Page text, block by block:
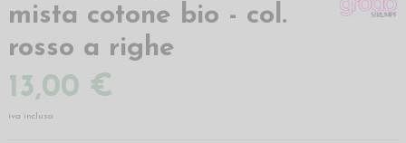
mista cotone bio - col.
rosso a righe
13,00 €
iva inclusa